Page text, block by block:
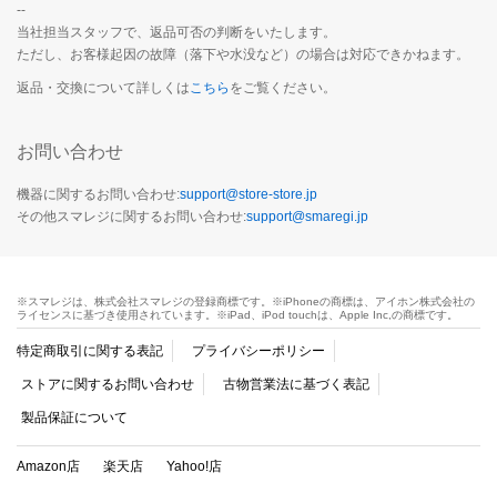
--
当社担当スタッフで、返品可否の判断をいたします。
ただし、お客様起因の故障（落下や水没など）の場合は対応できかねます。
返品・交換について詳しくは こちら をご覧ください。
お問い合わせ
機器に関するお問い合わせ:support@store-store.jp
その他スマレジに関するお問い合わせ:support@smaregi.jp
※スマレジは、株式会社スマレジの登録商標です。※iPhoneの商標は、アイホン株式会社の
ライセンスに基づき使用されています。※iPad、iPod touchは、Apple Inc,の商標です。
特定商取引に関する表記 プライバシーポリシー
ストアに関するお問い合わせ 古物営業法に基づく表記
製品保証について
Amazon店 楽天店 Yahoo!店